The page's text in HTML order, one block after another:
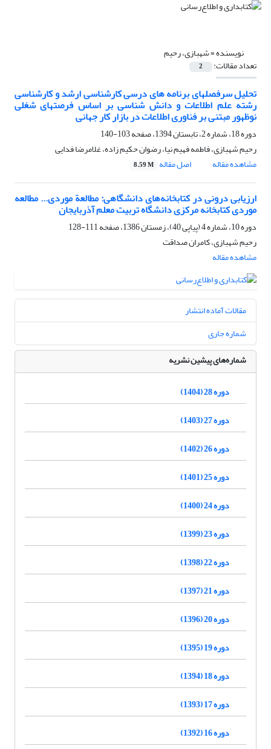
نویسنده =شهبازی، رحیم
تعداد مقالات: 2
تحلیل سرفصلهای برنامه های درسی کارشناسی ارشد و کارشناسی
رشته علم اطلاعات و دانش شناسی بر اساس فرصتهای شغلی
نوظهور مبتنی بر فناوری اطلاعات در بازار کار جهانی
دوره 18، شماره 2، تابستان 1394، صفحه
103-140
رحیم شهبازی، فاطمه فهیم نیا، رضوان حکیم زاده، غلامرضا فدایی
مشاهده مقاله
اصل مقاله 8.59 M
ارزیابی درونی در کتابخانه‌های دانشگاهی: مطالعة موردی... مطالعه
موردی کتابخانه مرکزی دانشگاه تربیت معلم آذربایجان
دوره 10، شماره 4 (پیاپی 40)، زمستان 1386، صفحه
111-128
رحیم شهبازی، کامران صداقت
مشاهده مقاله
مقالات آماده انتشار
شماره جاری
شماره‌های پیشین نشریه
دوره 28 (1404)
دوره 27 (1403)
دوره 26 (1402)
دوره 25 (1401)
دوره 24 (1400)
دوره 23 (1399)
دوره 22 (1398)
دوره 21 (1397)
دوره 20 (1396)
دوره 19 (1395)
دوره 18 (1394)
دوره 17 (1393)
دوره 16 (1392)